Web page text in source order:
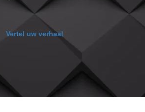
Vertel uw verhaal